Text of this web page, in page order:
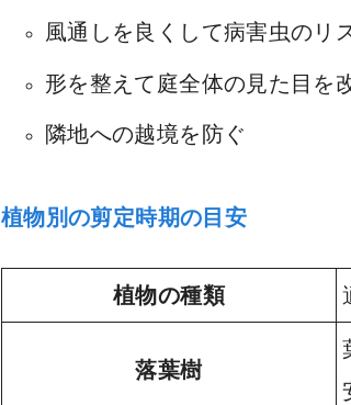
風通しを良くして病害虫のリ
形を整えて庭全体の見た目を
隣地への越境を防ぐ
植物別の剪定時期の目安
植物の種類
落葉樹